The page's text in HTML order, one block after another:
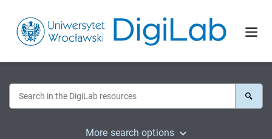
More search options